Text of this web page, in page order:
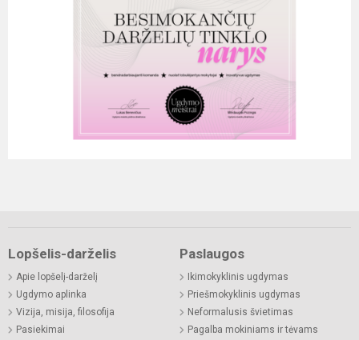
Lopšelis-darželis
Apie lopšelį-darželį
Ugdymo aplinka
Vizija, misija, filosofija
Pasiekimai
Paslaugos
Ikimokyklinis ugdymas
Priešmokyklinis ugdymas
Neformalusis švietimas
Pagalba mokiniams ir tėvams